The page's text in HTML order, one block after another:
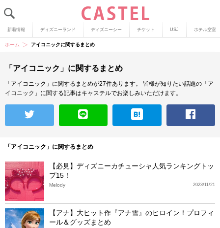
新着情報 ディズニーランド ディズニーシー チケット USJ ホテル空室
ホーム アイコニックに関するまとめ
「アイコニック」に関するまとめ
「アイコニック」に関するまとめが27件あります。
皆様が知りたい話題の「ア
イコニック」に関する記事はキャステルでお楽しみいただけます。
「アイコニック」に関するまとめ
【必見】ディズニーカチューシャ人気ランキングトッ
プ15！
2023/11/21
Melody
【アナ】大ヒット作『アナ雪』のヒロイン！プロフィ
ール＆グッズまとめ